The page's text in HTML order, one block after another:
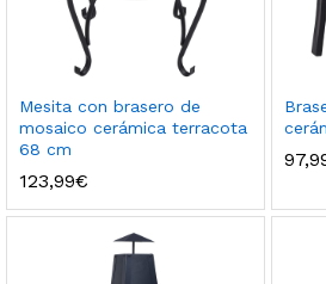
Mesita con brasero de
mosaico cerámica terracota
68 cm
123,99€